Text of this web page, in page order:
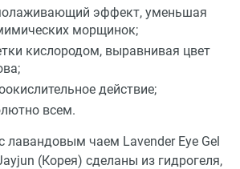
эффект, уменьшая
морщинок;
кислородом, выравнивая цвет
действие;
всем.
лавандовым чаем Lavender Eye Gel
(Корея) сделаны из гидрогеля,